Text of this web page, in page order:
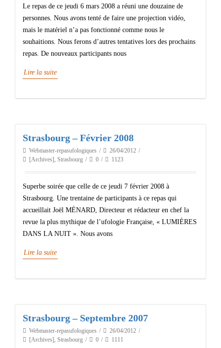
Le repas de ce jeudi 6 mars 2008 a réuni une douzaine de
personnes. Nous avons tenté de faire une projection vidéo,
mais le matériel n’a pas fonctionné comme nous le
souhaitions. Nous ferons d’autres tentatives lors des prochains
repas. De nouveaux participants nous
Lire la suite
Strasbourg – Février 2008
Webmaster-repasufologiques
26/04/2012
[Archives], Strasbourg 0 1123
Superbe soirée que celle de ce jeudi 7 février 2008 à
Strasbourg. Une trentaine de participants à ce repas qui
accueillait Joël MÉNARD, Directeur et rédacteur en chef la
revue la plus mythique de l’ufologie Française, « LUMIÈRES
DANS LA NUIT ». Nous avons
Lire la suite
Strasbourg – Septembre 2007
Webmaster-repasufologiques
26/04/2012
[Archives], Strasbourg 0 1111